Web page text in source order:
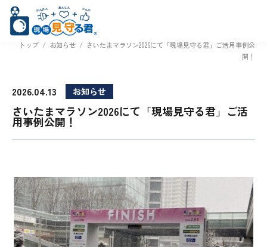
トップ / お知らせ / さいたまマラソン2026にて「現場見守る君」ご活用事例公
開！
2026.04.13 お知らせ
さいたまマラソン2026にて「現場見守る君」ご活
用事例公開！